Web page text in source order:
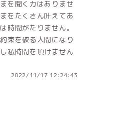
を聞く力はありませ
をたくさん叶えてあ
間がたりません。
束を破る人間になり
私時間を頂けません
2022/11/17 12:24:43